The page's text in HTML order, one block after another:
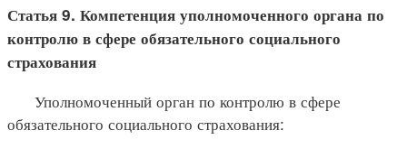
Статья 9. Компетенция уполномоченного органа по
контролю в сфере обязательного социального
страхования
Уполномоченный орган по контролю в сфере
обязательного социального страхования: